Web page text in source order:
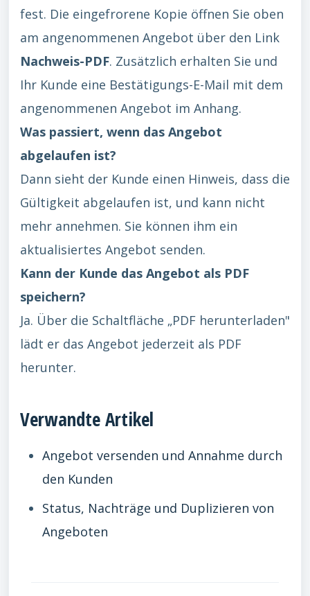
fest. Die eingefrorene Kopie öffnen Sie oben
am angenommenen Angebot über den Link
Nachweis-PDF. Zusätzlich erhalten Sie und
Ihr Kunde eine Bestätigungs-E-Mail mit dem
angenommenen Angebot im Anhang.
Was passiert, wenn das Angebot
abgelaufen ist?
Dann sieht der Kunde einen Hinweis, dass die
Gültigkeit abgelaufen ist, und kann nicht
mehr annehmen. Sie können ihm ein
aktualisiertes Angebot senden.
Kann der Kunde das Angebot als PDF
speichern?
Ja. Über die Schaltfläche „PDF herunterladen"
lädt er das Angebot jederzeit als PDF
herunter.
Verwandte Artikel
Angebot versenden und Annahme durch
den Kunden
Status, Nachträge und Duplizieren von
Angeboten